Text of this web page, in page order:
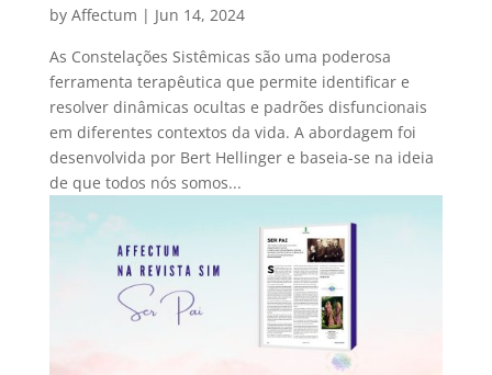
by Affectum | Jun 14, 2024
As Constelações Sistêmicas são uma poderosa
ferramenta terapêutica que permite identificar e
resolver dinâmicas ocultas e padrões disfuncionais
em diferentes contextos da vida. A abordagem foi
desenvolvida por Bert Hellinger e baseia-se na ideia
de que todos nós somos...